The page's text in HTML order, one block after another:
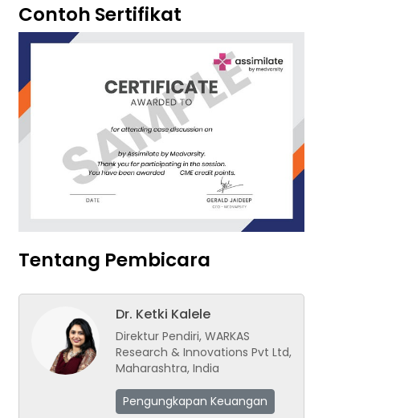
Contoh Sertifikat
Tentang Pembicara
Dr. Ketki Kalele
Direktur Pendiri, WARKAS
Research & Innovations Pvt Ltd,
Maharashtra, India
Pengungkapan Keuangan